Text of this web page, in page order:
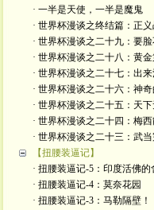
· 一半是天使，一半是魔鬼
· 世界杯漫谈之终结篇：正
· 世界杯漫谈之二十九：要脸
· 世界杯漫谈之二十八：黄
· 世界杯漫谈之二十七：出
· 世界杯漫谈之二十六：神奇
· 世界杯漫谈之二十五：天
· 世界杯漫谈之二十四：梅
· 世界杯漫谈之二十三：武
【扭腰装逼记】
· 扭腰装逼记-5：印度活佛的
· 扭腰装逼记-4：莫奈花园
· 扭腰装逼记-3：马勒隔壁！